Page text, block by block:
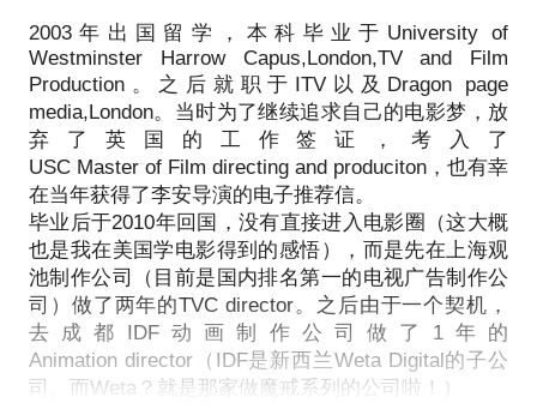
天使投资，结合创业经验我将和你分享：
介绍自己的新项目在IDEA、BP、Roadshow、
Comminication Skills以及Debet Skills上面的经验给你
借鉴；
分享这一路怎样拿到较高天使轮投资的过程；
如有需要，可帮助同样在寻找天使投资的创业者介绍
我所认识的大佬们。
最后，作为一个准电影人，南加州大学电影导演和制
作专业的硕士，我也很希望能和爱电影、爱艺术的你
2003年出国留学，本科毕业于University of
Westminster Harrow Capus,London,TV and Film
Production。之后就职于ITV以及Dragon page
media,London。当时为了继续追求自己的电影梦，放
弃了英国的工作签证，考入了
USC Master of Film directing and produciton，也有幸
在当年获得了李安导演的电子推荐信。
毕业后于2010年回国，没有直接进入电影圈（这大概
也是我在美国学电影得到的感悟），而是先在上海观
池制作公司（目前是国内排名第一的电视广告制作公
司）做了两年的TVC director。之后由于一个契机，
去成都IDF动画制作公司做了1年的
Animation director（IDF是新西兰Weta Digital的子公
司。而Weta？就是那家做魔戒系列的公司啦！）